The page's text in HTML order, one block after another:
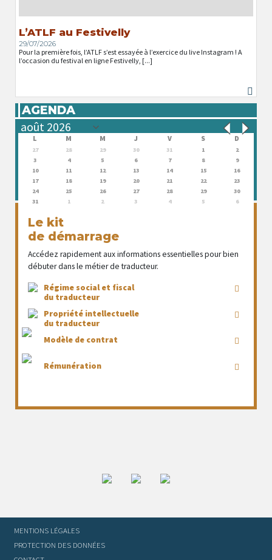
L’ATLF au Festivelly
29/07/2026
Pour la première fois, l’ATLF s’est essayée à l’exercice du live Instagram ! A
l’occasion du festival en ligne Festivelly, [...]
AGENDA
L M M J V S D
27 28 29 30 31 1
2
3
4 5 6 7 8
9
10
11 12 13 14 15
16
17
18 19 20 21 22
23
24
25 26 27 28 29
30
31
1 2 3 4 5 6
Le kit
de démarrage
Accédez rapidement aux informations essentielles pour bien
débuter dans le métier de traducteur.
Régime social et fiscal
du traducteur
Propriété intellectuelle
du traducteur
Modèle de contrat
Rémunération
MENTIONS LÉGALES
PROTECTION DES DONNÉES